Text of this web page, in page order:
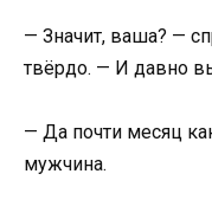
— Значит, ваша? —
твёрдо. — И давно
— Да почти месяц
мужчина.